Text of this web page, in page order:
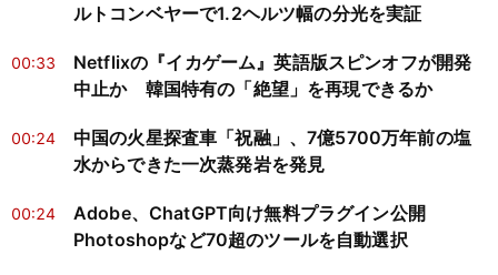
ルトコンベヤーで1.2ヘルツ幅の分光を実証
00:33
Netflixの『イカゲーム』英語版スピンオフが開発
中止か 韓国特有の「絶望」を再現できるか
00:24
中国の火星探査車「祝融」、7億5700万年前の塩
水からできた一次蒸発岩を発見
00:24
Adobe、ChatGPT向け無料プラグイン公開
Photoshopなど70超のツールを自動選択